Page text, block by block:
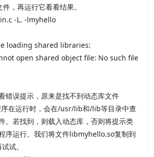
，再运行它看看结果。
-L. -lmyhello
loading shared libraries:
open shared object file: No such file
错误提示，原来是找不到动态库文件
在运行时，会在/usr/lib和/lib等目录中查
。若找到，则载入动态库，否则将提示类
序运行。我们将文件libmyhello.so复制到
试。